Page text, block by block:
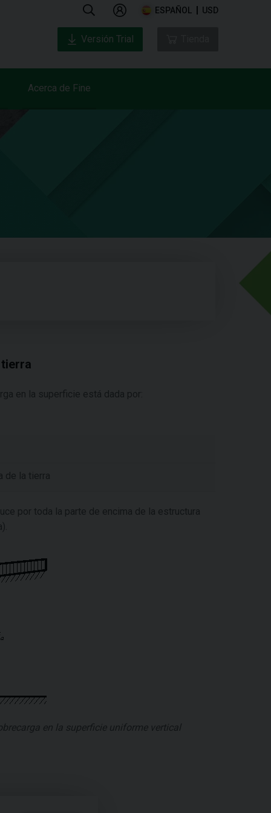
ESPAÑOL USD
Acerca de Fine
Versión Trial
en la superficie está dada por:
de la tierra
por toda la parte de encima de la estructura
en la superficie uniforme vertical